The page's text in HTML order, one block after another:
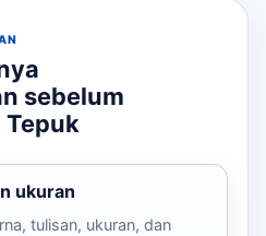
sebelum
Tepuk
ukuran
tulisan, ukuran, dan